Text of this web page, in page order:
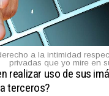
a la intimidad
privadas que yo mire en
realizar uso de sus
terceros?